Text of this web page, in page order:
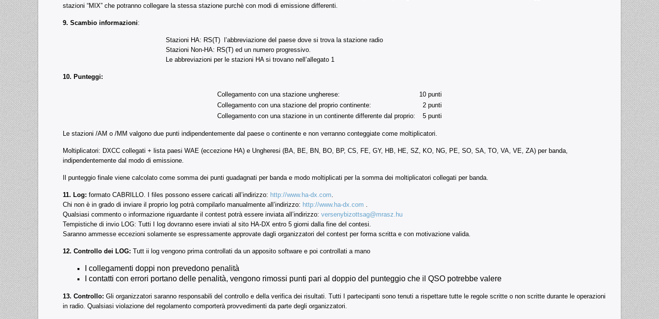
stazioni “MIX” che potranno collegare la stessa stazione purchè con modi di emissione differenti.
9. Scambio informazioni:
Stazioni HA: RS(T) l’abbreviazione del paese dove si trova la stazione radio
Stazioni Non-HA: RS(T) ed un numero progressivo.
Le abbreviazioni per le stazioni HA si trovano nell’allegato 1
10. Punteggi:
Collegamento con una stazione ungherese:
10 punti
Collegamento con una stazione del proprio continente:
2 punti
Collegamento con una stazione in un continente differente dal proprio:
5 punti
Le stazioni /AM o /MM valgono due punti indipendentemente dal paese o continente e non verranno conteggiate come moltiplicatori.
Moltiplicatori: DXCC collegati + lista paesi WAE (eccezione HA) e Ungheresi (BA, BE, BN, BO, BP, CS, FE, GY, HB, HE, SZ, KO, NG, PE, SO, SA, TO, VA, VE, ZA) per banda,
indipendentemente dal modo di emissione.
Il punteggio finale viene calcolato come somma dei punti guadagnati per banda e modo moltiplicati per la somma dei moltiplicatori collegati per banda.
11. Log: formato CABRILLO. I files possono essere caricati all’indirizzo: http://www.ha-dx.com
Chi non è in grado di inviare il proprio log potrà compilarlo manualmente all’indirizzo: http://www.ha-dx.com
Qualsiasi commento o informazione riguardante il contest potrà essere inviata all’indirizzo: versenybizottsag@mrasz.hu
Tempistiche di invio LOG: Tutti I log dovranno esere inviati al sito HA-DX entro 5 giorni dalla fine del contesi.
Saranno ammesse eccezioni solamente se espressamente approvate dagli organizzatori del contest per forma scritta e con motivazione valida.
12. Controllo dei LOG: Tutt ii log vengono prima controllati da un apposito software e poi controllati a mano
I collegamenti doppi non prevedono penalità
I contatti con errori portano delle penalità, vengono rimossi punti pari al doppio del punteggio che il QSO potrebbe valere
13. Controllo: Gli organizzatori saranno responsabili del controllo e della verifica dei risultati. Tutti I partecipanti sono tenuti a rispettare tutte le regole scritte o non scritte durante le operazioni
in radio. Qualsiasi violazione del regolamento comporterà provvedimenti da parte degli organizzatori.